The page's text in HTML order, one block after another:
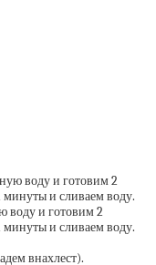
воду и готовим 2
и сливаем воду.